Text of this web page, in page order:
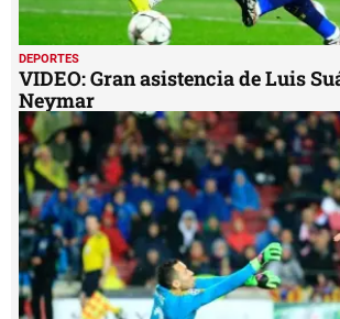
DEPORTES
VIDEO: Gran asistencia de Luis
Neymar